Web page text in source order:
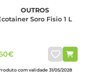
OUTROS
Soro Fisio 1 L
com validade 31/05/2028